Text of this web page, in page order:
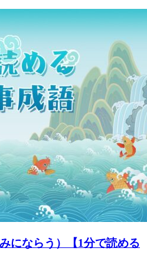
にならう）【1分で読める